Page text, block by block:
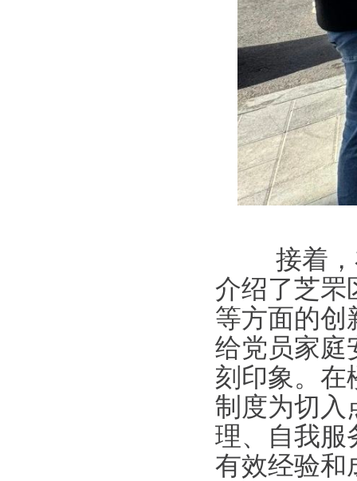
接着，
介绍了芝罘
等方面的创
给党员家庭
刻印象。在
制度为切入
理、自我服
有效经验和